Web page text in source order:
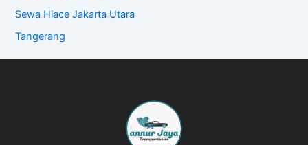
Sewa Hiace Jakarta Utara
Tangerang